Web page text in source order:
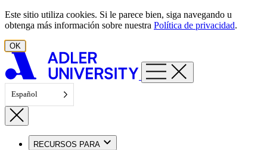
Ir al contenido
Este sitio utiliza cookies. Si le parece bien, siga navegando u
obtenga más información sobre nuestra Política de privacidad.
OK
Español
RECURSOS PARA